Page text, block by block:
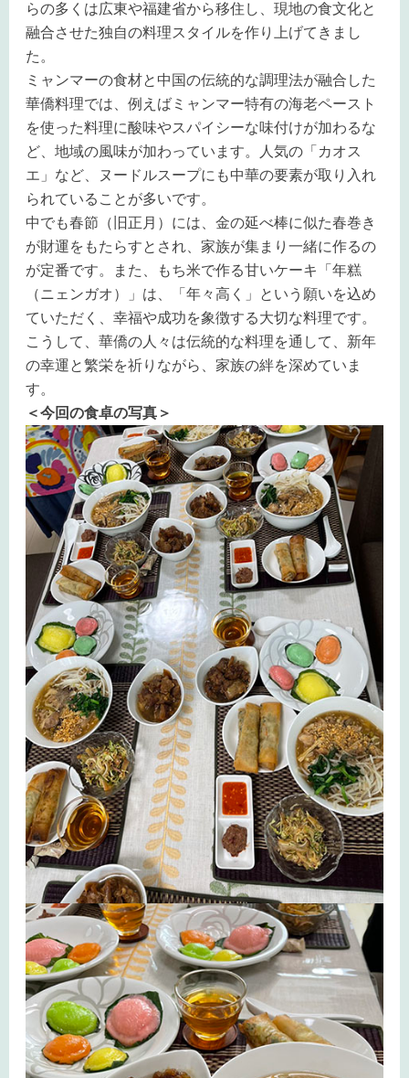
らの多くは広東や福建省から移住し、現地の食文化と
融合させた独自の料理スタイルを作り上げてきまし
た。
ミャンマーの食材と中国の伝統的な調理法が融合した
華僑料理では、例えばミャンマー特有の海老ペースト
を使った料理に酸味やスパイシーな味付けが加わるな
ど、地域の風味が加わっています。人気の「カオス
エ」など、ヌードルスープにも中華の要素が取り入れ
られていることが多いです。
中でも春節（旧正月）には、金の延べ棒に似た春巻き
が財運をもたらすとされ、家族が集まり一緒に作るの
が定番です。また、もち米で作る甘いケーキ「年糕
（ニェンガオ）」は、「年々高く」という願いを込め
ていただく、幸福や成功を象徴する大切な料理です。
こうして、華僑の人々は伝統的な料理を通して、新年
の幸運と繁栄を祈りながら、家族の絆を深めていま
す。
＜今回の食卓の写真＞